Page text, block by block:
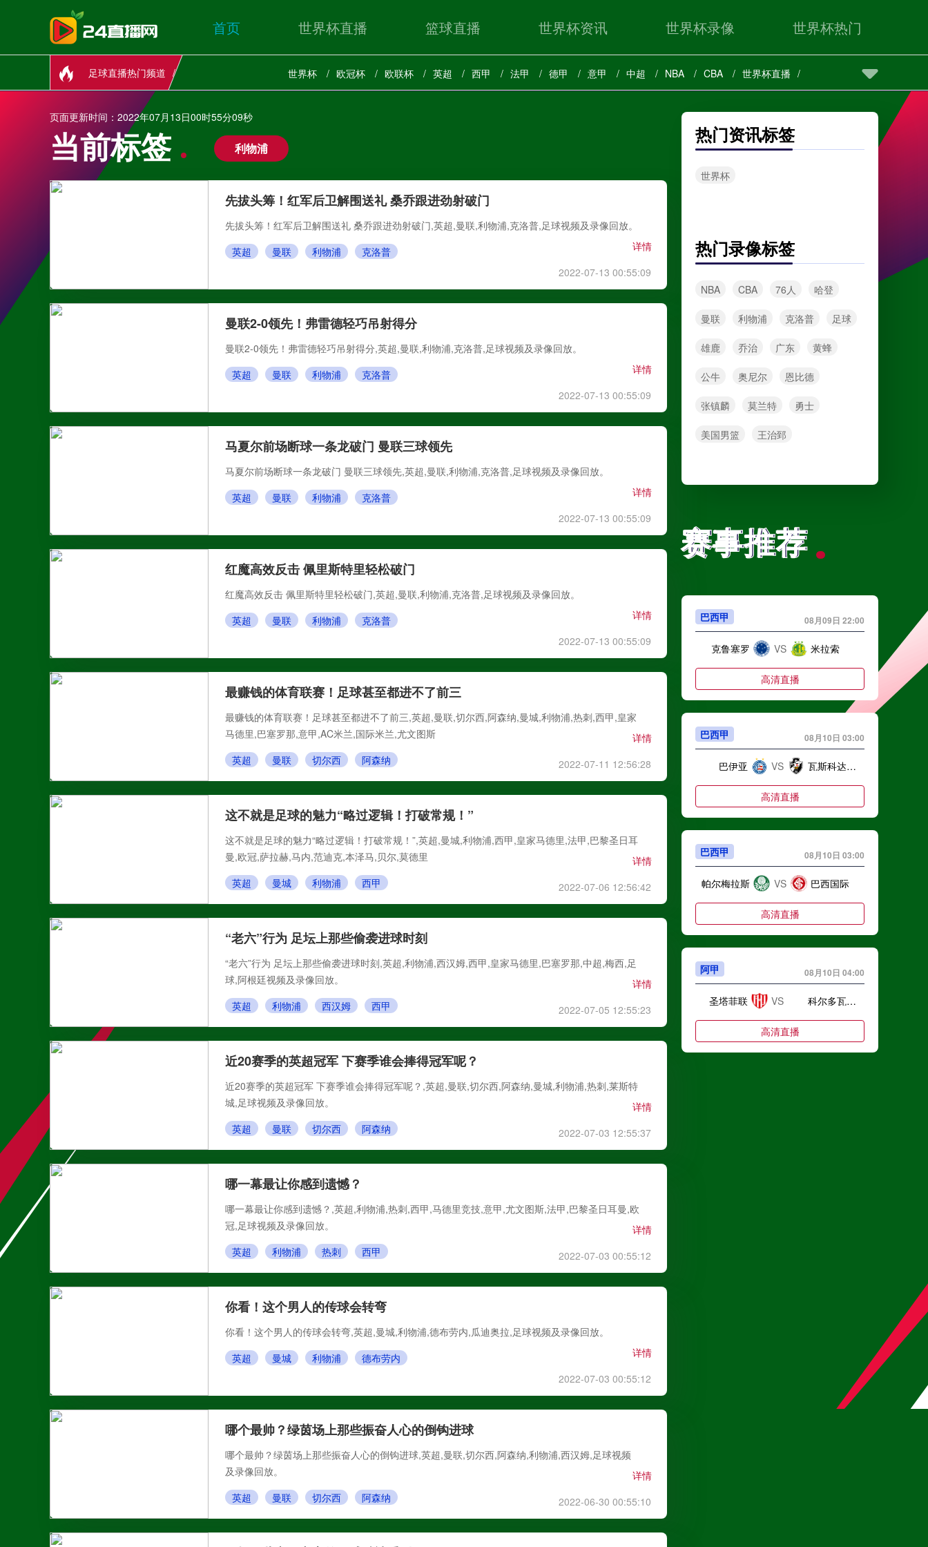
首页 世界杯直播 篮球直播 世界杯资讯 世界杯录像 世界杯热门
足球直播热门频道 世界杯 欧冠杯 欧联杯 英超 西甲 法甲 德甲 意甲 中超 NBA CBA 世界杯直播
页面更新时间：2022年07月13日00时55分09秒
当前标签 利物浦
先拔头筹！红军后卫解围送礼 桑乔跟进劲射破门
先拔头筹！红军后卫解围送礼 桑乔跟进劲射破门,英超,曼联,利物浦,克洛普,足球视频及录像回放。
详情
英超 曼联 利物浦
克洛普
2022-07-13 00:55:09
曼联2-0领先！弗雷德轻巧吊射得分
曼联2-0领先！弗雷德轻巧吊射得分,英超,曼联,利物浦,克洛普,足球视频及录像回放。
详情
英超 曼联 利物浦
克洛普
2022-07-13 00:55:09
马夏尔前场断球一条龙破门 曼联三球领先
马夏尔前场断球一条龙破门 曼联三球领先,英超,曼联,利物浦,克洛普,足球视频及录像回放。
详情
英超 曼联 利物浦
克洛普
2022-07-13 00:55:09
红魔高效反击 佩里斯特里轻松破门
红魔高效反击 佩里斯特里轻松破门,英超,曼联,利物浦,克洛普,足球视频及录像回放。
详情
英超 曼联 利物浦
克洛普
2022-07-13 00:55:09
最赚钱的体育联赛！足球甚至都进不了前三
最赚钱的体育联赛！足球甚至都进不了前三,英超,曼联,切尔西,阿森纳,曼城,利物浦,热刺,西甲,皇家
马德里,巴塞罗那,意甲,AC米兰,国际米兰,尤文图斯
详情
英超
曼联 切尔西 阿森纳 2022-07-11 12:56:28
这不就是足球的魅力“略过逻辑！打破常规！”
这不就是足球的魅力“略过逻辑！打破常规！”,英超,曼城,利物浦,西甲,皇家马德里,法甲,巴黎圣日耳
曼,欧冠,萨拉赫,马内,范迪克,本泽马,贝尔,莫德里
详情
英超
曼城 利物浦 西甲 2022-07-06 12:56:42
“老六”行为 足坛上那些偷袭进球时刻
“老六”行为 足坛上那些偷袭进球时刻,英超,利物浦,西汉姆,西甲,皇家马德里,巴塞罗那,中超,梅西,足
球,阿根廷视频及录像回放。
详情
英超
利物浦 西汉姆 西甲 2022-07-05 12:55:23
近20赛季的英超冠军 下赛季谁会捧得冠军呢？
近20赛季的英超冠军 下赛季谁会捧得冠军呢？,英超,曼联,切尔西,阿森纳,曼城,利物浦,热刺,莱斯特
城,足球视频及录像回放。
详情
英超
曼联 切尔西 阿森纳 2022-07-03 12:55:37
哪一幕最让你感到遗憾？
哪一幕最让你感到遗憾？,英超,利物浦,热刺,西甲,马德里竞技,意甲,尤文图斯,法甲,巴黎圣日耳曼,欧
冠,足球视频及录像回放。
详情
英超
利物浦 热刺 西甲 2022-07-03 00:55:12
你看！这个男人的传球会转弯
你看！这个男人的传球会转弯,英超,曼城,利物浦,德布劳内,瓜迪奥拉,足球视频及录像回放。
详情
英超 曼城 利物浦
德布劳内
2022-07-03 00:55:12
哪个最帅？绿茵场上那些振奋人心的倒钩进球
哪个最帅？绿茵场上那些振奋人心的倒钩进球,英超,曼联,切尔西,阿森纳,利物浦,西汉姆,足球视频
及录像回放。
详情
英超
曼联 切尔西 阿森纳 2022-06-30 00:55:10
热门资讯标签
世界杯
热门录像标签
NBA CBA 76人 哈登
曼联 利物浦 克洛普 足球
雄鹿 乔治 广东 黄蜂
公牛 奥尼尔 恩比德
张镇麟 莫兰特 勇士
美国男篮 王治郅
赛事推荐
赛事推荐
巴西甲 08月09日 22:00
克鲁塞罗 VS 米拉索
高清直播
巴西甲 08月10日 03:00
巴伊亚 VS 瓦斯科达伽马
高清直播
巴西甲 08月10日 03:00
帕尔梅拉斯 VS 巴西国际
高清直播
阿甲 08月10日 04:00
圣塔菲联 VS 科尔多瓦中央SDE
高清直播